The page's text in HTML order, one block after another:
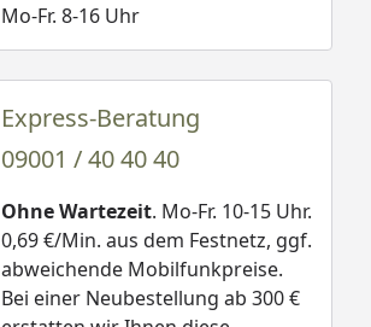
Mo-Fr. 8-16 Uhr
Express-Beratung
09001 / 40 40 40
Ohne Wartezeit. Mo-Fr. 10-15 Uhr.
0,69 €/Min. aus dem Festnetz, ggf.
abweichende Mobilfunkpreise.
Bei einer Neubestellung ab 300 €